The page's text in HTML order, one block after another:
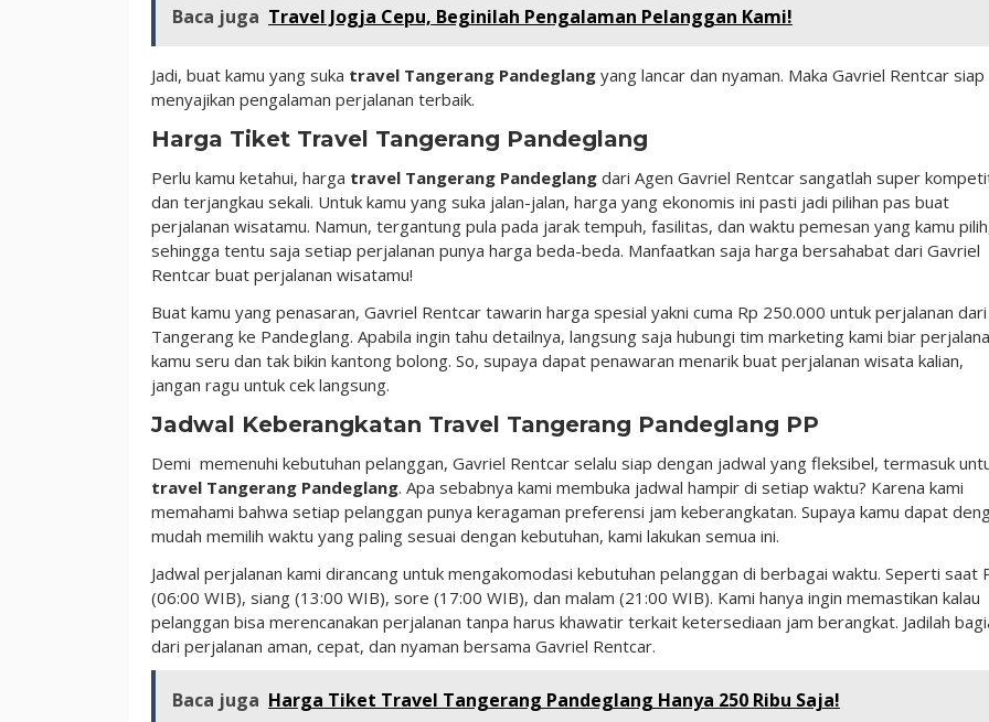
Baca juga Travel Jogja Cepu, Beginilah Pengalaman Pelanggan Kami!
Jadi, buat kamu yang suka travel Tangerang Pandeglang yang lancar dan nyaman. Maka Gavriel Rentcar siap
menyajikan pengalaman perjalanan terbaik.
Harga Tiket Travel Tangerang Pandeglang
Perlu kamu ketahui, harga travel Tangerang Pandeglang dari Agen Gavriel Rentcar sangatlah super
dan terjangkau sekali. Untuk kamu yang suka jalan-jalan, harga yang ekonomis ini pasti jadi pilihan pas buat
perjalanan wisatamu. Namun, tergantung pula pada jarak tempuh, fasilitas, dan waktu pemesan yang kamu
sehingga tentu saja setiap perjalanan punya harga beda-beda. Manfaatkan saja harga bersahabat dari Gavriel
Rentcar buat perjalanan wisatamu!
Buat kamu yang penasaran, Gavriel Rentcar tawarin harga spesial yakni cuma Rp 250.000 untuk perjalanan dari
Tangerang ke Pandeglang. Apabila ingin tahu detailnya, langsung saja hubungi tim marketing kami biar
kamu seru dan tak bikin kantong bolong. So, supaya dapat penawaran menarik buat perjalanan wisata kalian,
jangan ragu untuk cek langsung.
Jadwal Keberangkatan Travel Tangerang Pandeglang PP
Demi memenuhi kebutuhan pelanggan, Gavriel Rentcar selalu siap dengan jadwal yang fleksibel, termasuk
travel Tangerang Pandeglang. Apa sebabnya kami membuka jadwal hampir di setiap waktu? Karena kami
memahami bahwa setiap pelanggan punya keragaman preferensi jam keberangkatan. Supaya kamu dapat
mudah memilih waktu yang paling sesuai dengan kebutuhan, kami lakukan semua ini.
Jadwal perjalanan kami dirancang untuk mengakomodasi kebutuhan pelanggan di berbagai waktu. Seperti saat
(06:00 WIB), siang (13:00 WIB), sore (17:00 WIB), dan malam (21:00 WIB). Kami hanya ingin memastikan kalau
pelanggan bisa merencanakan perjalanan tanpa harus khawatir terkait ketersediaan jam berangkat. Jadilah
dari perjalanan aman, cepat, dan nyaman bersama Gavriel Rentcar.
Baca juga Harga Tiket Travel Tangerang Pandeglang Hanya 250 Ribu Saja!